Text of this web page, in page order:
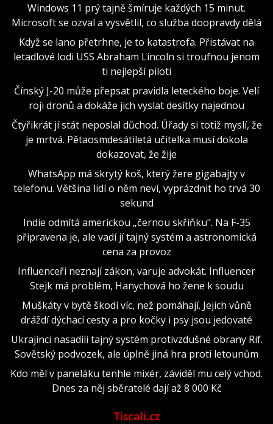
Windows 11 prý tajně šmíruje každých 15 minut.
Microsoft se ozval a vysvětlil, co služba doopravdy dělá
Když se lano přetrhne, je to katastrofa. Přistávat na
letadlové lodi USS Abraham Lincoln si troufnou jenom
ti nejlepší piloti
Čínský J-20 může přepsat pravidla leteckého boje. Velí
roji dronů a dokáže jich vyslat desítky najednou
Čtyřikrát jí stát neposlal důchod. Úřady si totiž myslí, že
je mrtvá. Pětaosmdesátiletá učitelka musí dokola
dokazovat, že žije
WhatsApp má skrytý koš, který žere gigabajty v
telefonu. Většina lidí o něm neví, vyprázdnit ho trvá 30
sekund
Indie odmítá americkou „černou skříňku". Na F-35
připravena je, ale vadí jí tajný systém a astronomická
cena za provoz
Influenceři neznají zákon, varuje advokát. Influencer
Stejk má problém, Hanychová ho žene k soudu
Muškáty v bytě škodí víc, než pomáhají. Jejich vůně
dráždí dýchací cesty a pro kočky i psy jsou jedovaté
Ukrajinci nasadili tajný systém protivzdušné obrany Rif.
Sovětský podvozek, ale úplně jiná hra proti letounům
Kdo měl v paneláku tenhle mixér, záviděl mu celý vchod.
Dnes za něj sběratelé dají až 8 000 Kč
Tiscali.cz